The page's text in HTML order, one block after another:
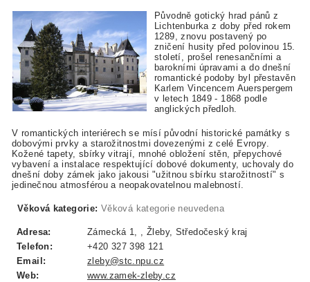
Původně gotický hrad pánů z
Lichtenburka z doby před rokem
1289, znovu postavený po
zničení husity před polovinou 15.
století, prošel renesančními a
barokními úpravami a do dnešní
romantické podoby byl přestavěn
Karlem Vincencem Auerspergem
v letech 1849 - 1868 podle
anglických předloh.
V romantických interiérech se mísí původní historické památky s
dobovými prvky a starožitnostmi dovezenými z celé Evropy.
Kožené tapety, sbírky vitrají, mnohé obložení stěn, přepychové
vybavení a instalace respektující dobové dokumenty, uchovaly do
dnešní doby zámek jako jakousi "užitnou sbírku starožitností" s
jedinečnou atmosférou a neopakovatelnou malebností.
Věková kategorie: Věková kategorie neuvedena
Adresa:
Zámecká 1, , Žleby, Středočeský kraj
Telefon:
+420 327 398 121
Email:
zleby@stc.npu.cz
Web:
www.zamek-zleby.cz